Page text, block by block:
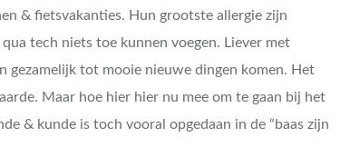
& fietsvakanties. Hun grootste allergie zijn
tech niets toe kunnen voegen. Liever met
gezamelijk tot mooie nieuwe dingen komen. Het
Maar hoe hier hier nu mee om te gaan bij het
& kunde is toch vooral opgedaan in de “baas zijn